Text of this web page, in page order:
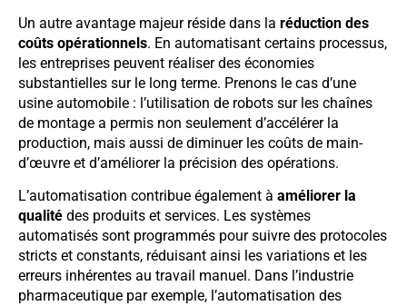
Un autre avantage majeur réside dans la réduction des
coûts opérationnels. En automatisant certains processus,
les entreprises peuvent réaliser des économies
substantielles sur le long terme. Prenons le cas d’une
usine automobile : l’utilisation de robots sur les chaînes
de montage a permis non seulement d’accélérer la
production, mais aussi de diminuer les coûts de main-
d’œuvre et d’améliorer la précision des opérations.
L’automatisation contribue également à améliorer la
qualité des produits et services. Les systèmes
automatisés sont programmés pour suivre des protocoles
stricts et constants, réduisant ainsi les variations et les
erreurs inhérentes au travail manuel. Dans l’industrie
pharmaceutique par exemple, l’automatisation des